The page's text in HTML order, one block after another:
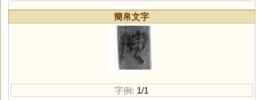
簡帛文字
字例: 1/1